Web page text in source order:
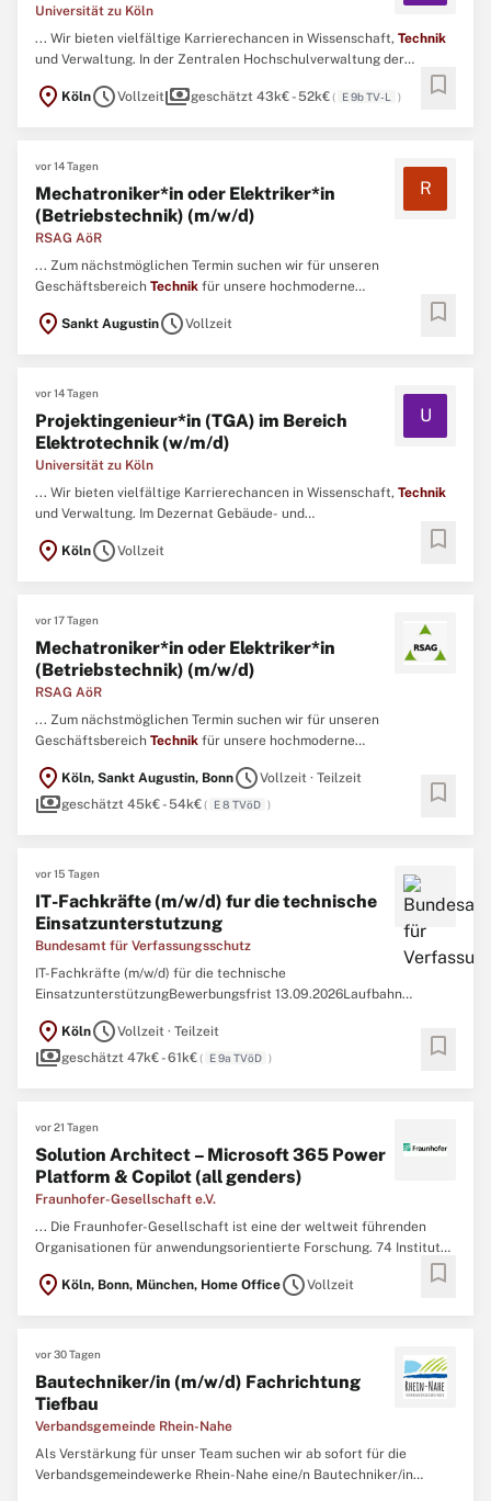
Universität zu Köln
... Wir bieten vielfältige Karrierechancen in Wissenschaft, Technik
und Verwaltung. In der Zentralen Hochschulverwaltung der
(Abteilung 53) im Dezernat 5 in fünf Fachbereiche gegliedert. ...
location_on KölnscheduleVollzeitpaymentsgeschätzt 43k€ - 52k€( E 9b TV-L ) bookmark
vor 14 Tagen
Mechatroniker*in oder Elektriker*in
(Betriebstechnik) (m/w/d)
RSAG AöR
R
... Zum nächstmöglichen Termin suchen wir für unseren
Geschäftsbereich Technik für unsere hochmoderne
Biovergärungsanlage in Sankt Augustin eine*n Mechatroniker*in
oder Elektriker*in (Betriebstechnik) (m/w/d) Original
location_on Sankt AugustinscheduleVollzeit bookmark
vor 14 Tagen
Projektingenieur*in (TGA) im Bereich
Elektrotechnik (w/m/d)
Universität zu Köln
U
... Wir bieten vielfältige Karrierechancen in Wissenschaft, Technik
und Verwaltung. Im Dezernat Gebäude- und
Schwerpunkt Elektrotechnik im Fachbereich Zentrale Dienste /
location_on KölnscheduleVollzeit bookmark
vor 17 Tagen
Mechatroniker*in oder Elektriker*in
(Betriebstechnik) (m/w/d)
RSAG AöR
... Zum nächstmöglichen Termin suchen wir für unseren
Geschäftsbereich Technik für unsere hochmoderne
oder Elektriker*in (Betriebstechnik) (m/w/d) Aufgaben Sie
unterstützen in der Organisation des genehmigungskonformen
location_on Köln, Sankt Augustin, BonnscheduleVollzeit · Teilzeit
paymentsgeschätzt 45k€ - 54k€( E 8 TVöD ) bookmark
vor 15 Tagen
IT-Fachkräfte (m/w/d) fur die technische
Einsatzunterstutzung
Bundesamt für Verfassungsschutz
IT-Fachkräfte (m/w/d) für die technische
EinsatzunterstützungBewerbungsfrist 13.09.2026Laufbahn
KölnBewerbungslink zum BewerbungsportalDas Bundesamt für
Verfassungsschutz (BfV) leistet als Inlandsnachrichtendienst der
location_on KölnscheduleVollzeit · Teilzeit
paymentsgeschätzt 47k€ - 61k€( E 9a TVöD ) bookmark
vor 21 Tagen
Solution Architect – Microsoft 365 Power
Platform & Copilot (all genders)
Fraunhofer-Gesellschaft e.V.
... Die Fraunhofer-Gesellschaft ist eine der weltweit führenden
Organisationen für anwendungsorientierte Forschung. 74 Institute
entwickeln wegweisende Technologien für unsere Wirtschaft und
Gesellschaft – genauer: 30 000 Menschen ausTechnik
location_on Köln, Bonn, München, Home OfficescheduleVollzeit bookmark
vor 30 Tagen
Bautechniker/in (m/w/d) Fachrichtung
Tiefbau
Verbandsgemeinde Rhein-Nahe
Als Verstärkung für unser Team suchen wir ab sofort für die
Verbandsgemeindewerke Rhein-Nahe eine/n Bautechniker/in